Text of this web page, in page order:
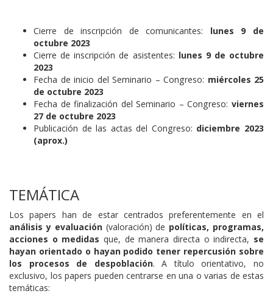
Cierre de inscripción de comunicantes: lunes 9 de
octubre 2023
Cierre de inscripción de asistentes: lunes 9 de octubre
2023
Fecha de inicio del Seminario – Congreso: miércoles 25
de octubre 2023
Fecha de finalización del Seminario – Congreso: viernes
27 de octubre 2023
Publicación de las actas del Congreso: diciembre 2023
(aprox.)
TEMÁTICA
Los papers han de estar centrados preferentemente en el
análisis y evaluación(valoración) de políticas, programas,
acciones o medidas que, de manera directa o indirecta, se
hayan orientado o hayan podido tener repercusión sobre
los procesos de despoblación. A título orientativo, no
exclusivo, los papers pueden centrarse en una o varias de estas
temáticas: